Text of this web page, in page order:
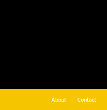
About Contact